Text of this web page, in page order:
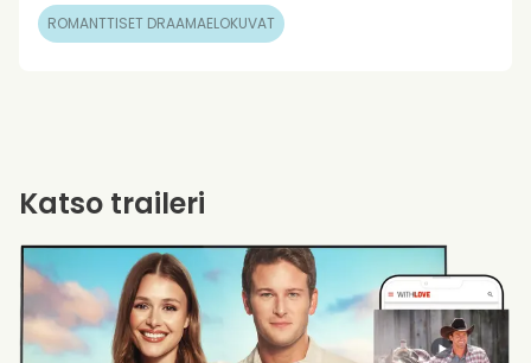
ROMANTTISET DRAAMAELOKUVAT
Katso traileri